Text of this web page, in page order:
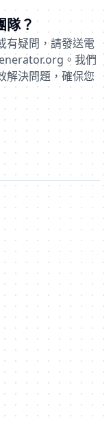
隊？
有疑問，請發送電
。我們
解決問題，確保您